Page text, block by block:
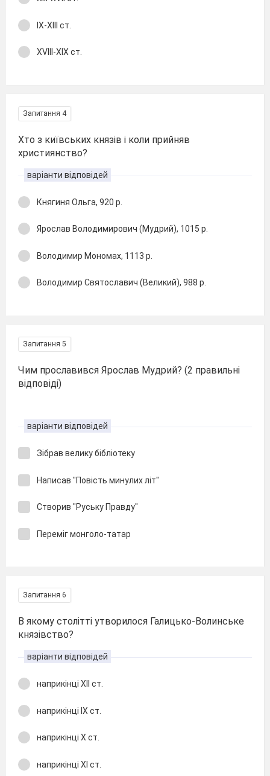
IX-XIII ст.
XVIII-XIX ст.
Запитання 4
Хто з київських князів і коли прийняв
християнство?
варіанти відповідей
Княгиня Ольга, 920 р.
Ярослав Володимирович (Мудрий), 1015 р.
Володимир Мономах, 1113 р.
Володимир Святославич (Великий), 988 р.
Запитання 5
Чим прославився Ярослав Мудрий? (2 правильні
відповіді)
варіанти відповідей
Зібрав велику бібліотеку
Написав "Повість минулих літ"
Створив "Руську Правду"
Переміг монголо-татар
Запитання 6
В якому столітті утворилося Галицько-Волинське
князівство?
варіанти відповідей
наприкінці XII ст.
наприкінці ІХ ст.
наприкінці Х ст.
наприкінці ХІ ст.